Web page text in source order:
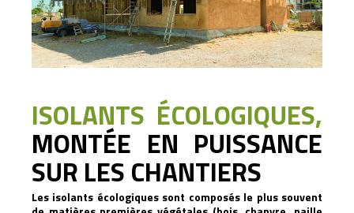
ISOLANTS ÉCOLOGIQUES,
MONTÉE EN PUISSANCE
SUR LES CHANTIERS
Les isolants écologiques sont composés le plus souvent